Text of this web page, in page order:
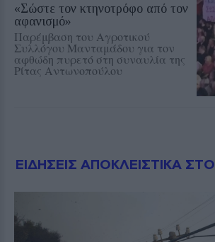
«Σώστε τον κτηνοτρόφο από τον
αφανισμό»
Παρέμβαση του Αγροτικού
Συλλόγου Μανταμάδου για τον
αφθώδη πυρετό στη συναυλία της
Ρίτας Αντωνοπούλου
ΕΙΔΗΣΕΙΣ ΑΠΟΚΛΕΙΣΤΙΚΑ ΣΤΟ